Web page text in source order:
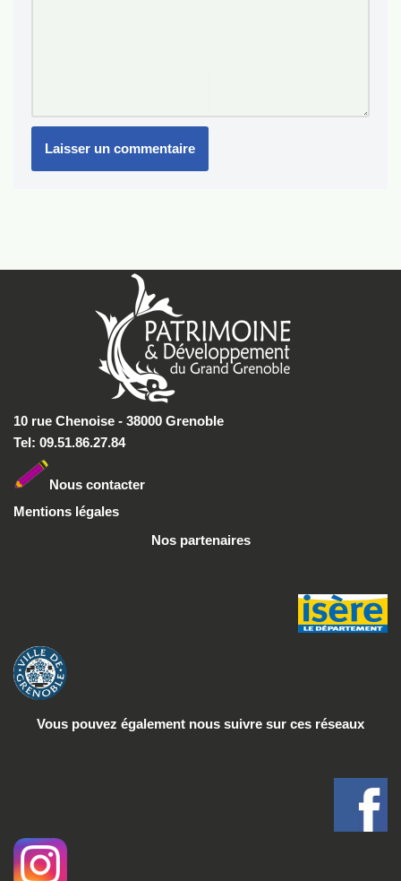
10 rue Chenoise - 38000 Grenoble
Tel: 09.51.86.27.84
Nous contacter
Mentions légales
Nos partenaires
Vous pouvez également nous suivre sur ces réseaux